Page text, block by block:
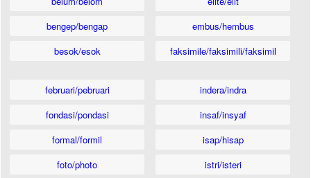
bengep/bengap
besok/esok
embus/hembus
faksimile/faksimili/faksimil
februari/pebruari
fondasi/pondasi
formal/formil
foto/photo
indera/indra
insaf/insyaf
isap/hisap
istri/isteri